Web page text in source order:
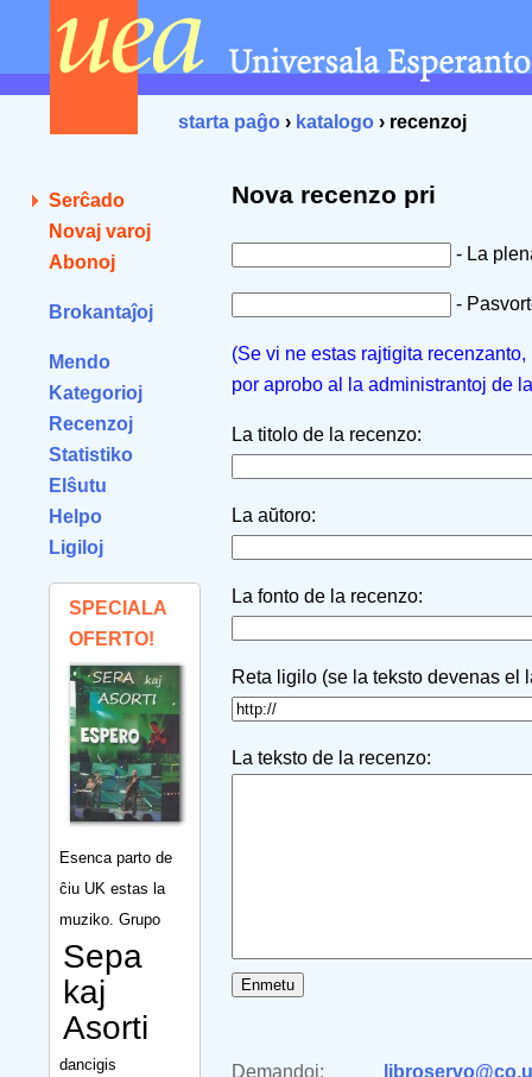
starta paĝo › katalogo › recenzoj
Serĉado
Novaj varoj
Abonoj
Brokantaĵoj
Mendo
Kategorioj
Recenzoj
Statistiko
Elŝutu
Helpo
Ligiloj
SPECIALA
OFERTO!
Esenca parto de
ĉiu UK estas la
muziko. Grupo
Sepa
kaj
Asorti
dancigis
Nova recenzo pri
- La
-
(Se vi ne estas rajtigita
por aprobo al la administrantoj de
La titolo de la recenzo:
La aŭtoro:
La fonto de la recenzo:
Reta ligilo (se la teksto devenas el
La teksto de la recenzo:
Demandoj: